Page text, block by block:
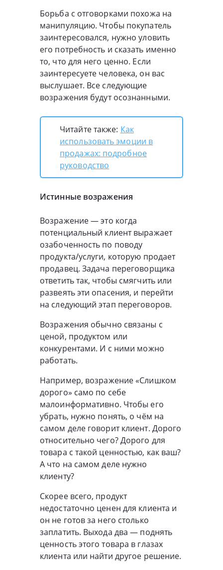
Борьба с отговорками похожа на
манипуляцию. Чтобы покупатель
заинтересовался, нужно уловить
его потребность и сказать именно
то, что для него ценно. Если
заинтересуете человека, он вас
выслушает. Все следующие
возражения будут осознанными.
Читайте также: Как
использовать эмоции в
продажах: подробное
руководство
Истинные возражения
Возражение — это когда
потенциальный клиент выражает
озабоченность по поводу
продукта/услуги, которую продает
продавец. Задача переговорщика
ответить так, чтобы смягчить или
развеять эти опасения, и перейти
на следующий этап переговоров.
Возражения обычно связаны с
ценой, продуктом или
конкурентами. И с ними можно
работать.
Например, возражение «Слишком
дорого» само по себе
малоинформативно. Чтобы его
убрать, нужно понять, о чём на
самом деле говорит клиент. Дорого
относительно чего? Дорого для
товара с такой ценностью, как ваш?
А что на самом деле нужно
клиенту?
Скорее всего, продукт
недостаточно ценен для клиента и
он не готов за него столько
заплатить. Выхода два — поднять
ценность этого товара в глазах
клиента или найти другое решение.